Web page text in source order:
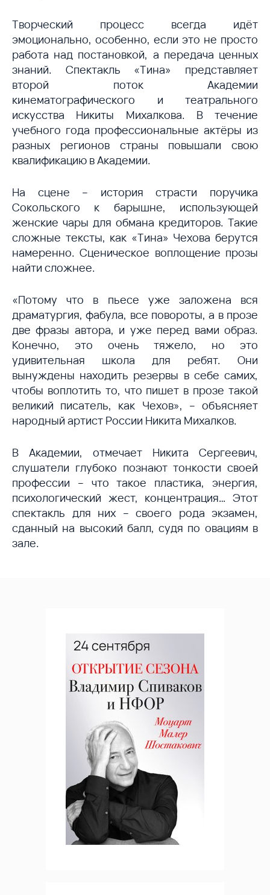
Творческий процесс всегда идёт
эмоционально, особенно, если это не просто
работа над постановкой, а передача ценных
знаний. Спектакль «Тина» представляет
второй поток Академии
кинематографического и театрального
искусства Никиты Михалкова. В течение
учебного года профессиональные актёры из
разных регионов страны повышали свою
квалификацию в Академии.
На сцене – история страсти поручика
Сокольского к барышне, использующей
женские чары для обмана кредиторов. Такие
сложные тексты, как «Тина» Чехова берутся
намеренно. Сценическое воплощение прозы
найти сложнее.
«Потому что в пьесе уже заложена вся
драматургия, фабула, все повороты, а в прозе
две фразы автора, и уже перед вами образ.
Конечно, это очень тяжело, но это
удивительная школа для ребят. Они
вынуждены находить резервы в себе самих,
чтобы воплотить то, что пишет в прозе такой
великий писатель, как Чехов», – объясняет
народный артист России Никита Михалков.
В Академии, отмечает Никита Сергеевич,
слушатели глубоко познают тонкости своей
профессии – что такое пластика, энергия,
психологический жест, концентрация… Этот
спектакль для них – своего рода экзамен,
сданный на высокий балл, судя по овациям в
зале.